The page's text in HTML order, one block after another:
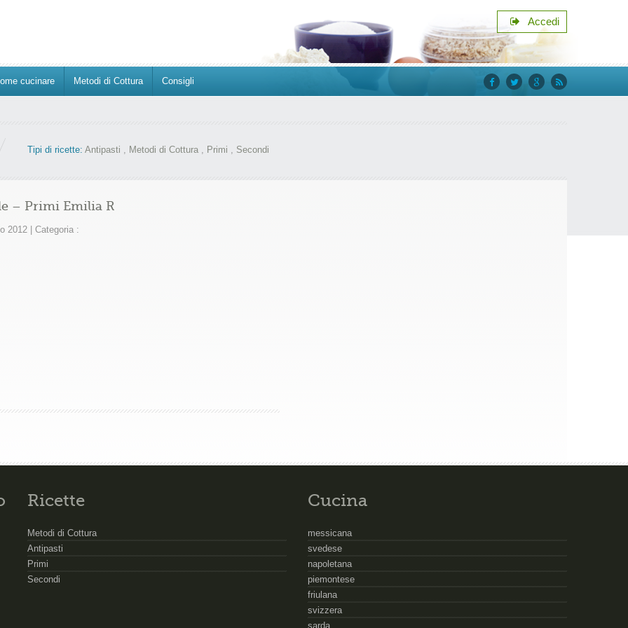
Accedi
cucinare Metodi di Cottura
Consigli
facebook
twittergoogle+
rss
Tipi di ricette: Antipasti , Metodi di Cottura , Primi , Secondi
– Primi Emilia R
2012 Categoria :
Ricette
Metodi di Cottura
Antipasti
Primi
Secondi
Cucina
messicana
svedese
napoletana
piemontese
friulana
svizzera
sarda